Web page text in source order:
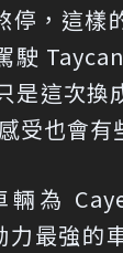
，這樣
駛
是這次換
受也會有
輛為
最強的